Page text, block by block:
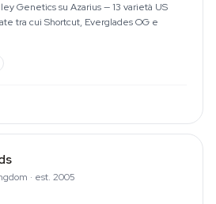
Genetics su Azarius — 13 varietà US
tra cui Shortcut, Everglades OG e
· est. 2005